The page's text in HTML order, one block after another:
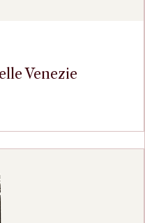
Venezie